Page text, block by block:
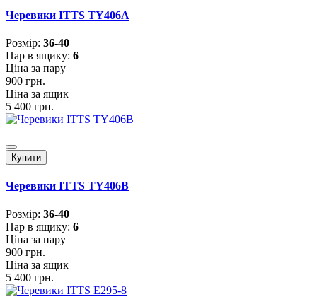
Черевики ITTS TY406A
Розмiр: 36-40
Пар в ящику: 6
Ціна за пару
900 грн.
Ціна за ящик
5 400 грн.
Купити
Черевики ITTS TY406B
Розмiр: 36-40
Пар в ящику: 6
Ціна за пару
900 грн.
Ціна за ящик
5 400 грн.